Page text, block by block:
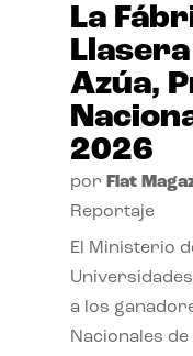
La
Azúa,
2026
por Flat
Reportaje
El Ministerio
a los
Nacionales